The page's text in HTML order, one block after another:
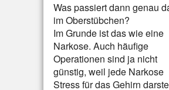
Was passiert dann genau
im Oberstübchen?
Im Grunde ist das wie eine
Narkose. Auch häufige
Operationen sind ja nicht
günstig, weil jede Narkose
Stress für das Gehirn